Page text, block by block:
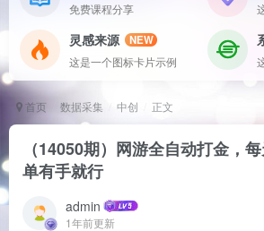
免费课程分享
灵感来源
NEW
这是一个图标卡片示例
首页 数据采集 中创 正文
（14050期）网游全自动打金，
单有手就行
admin
1年前更新